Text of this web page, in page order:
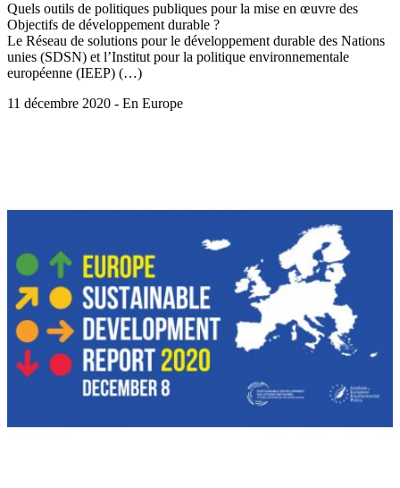
Quels outils de politiques publiques pour la mise en œuvre des
Objectifs de développement durable ?
Le Réseau de solutions pour le développement durable des Nations
unies (SDSN) et l’Institut pour la politique environnementale
européenne (IEEP) (…)
11 décembre 2020 - En Europe